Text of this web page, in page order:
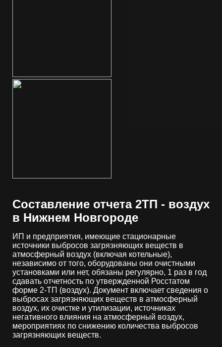
Составление отчета 2ТП - воздух
в Нижнем Новгороде
ИП и предприятия, имеющие стационарные
источники выбросов загрязняющих веществ в
атмосферный воздух (включая котельные),
независимо от того, оборудованы они очистными
установками или нет, обязаны регулярно, 1 раз в год
сдавать отчетность по утвержденной Росстатом
форме 2-ТП (воздух). Документ включает сведения о
выбросах загрязняющих веществ в атмосферный
воздух, их очистке и утилизации, источниках
негативного влияния на атмосферный воздух,
мероприятиях по снижению количества выбросов
загрязняющих веществ.